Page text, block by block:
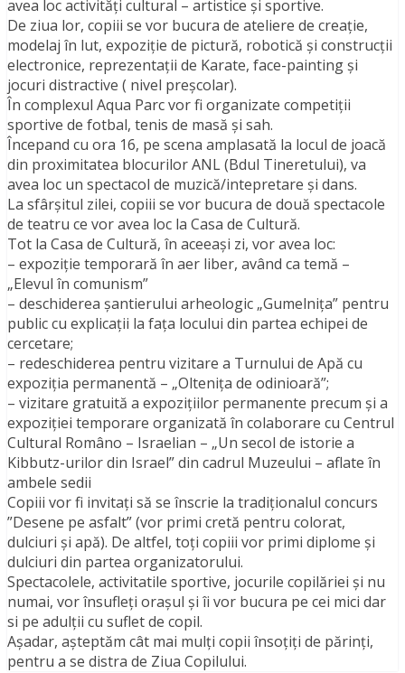
avea loc activități cultural – artistice și sportive.
De ziua lor, copiii se vor bucura de ateliere de creație,
modelaj în lut, expoziție de pictură, robotică și construcții
electronice, reprezentații de Karate, face-painting și
jocuri distractive ( nivel preșcolar).
În complexul Aqua Parc vor fi organizate competiții
sportive de fotbal, tenis de masă și sah.
Începand cu ora 16, pe scena amplasată la locul de joacă
din proximitatea blocurilor ANL (Bdul Tineretului), va
avea loc un spectacol de muzică/intepretare și dans.
La sfârșitul zilei, copiii se vor bucura de două spectacole
de teatru ce vor avea loc la Casa de Cultură.
Tot la Casa de Cultură, în aceeași zi, vor avea loc:
– expoziție temporară în aer liber, având ca temă –
„Elevul în comunism”
– deschiderea șantierului arheologic „Gumelnița” pentru
public cu explicații la fața locului din partea echipei de
cercetare;
– redeschiderea pentru vizitare a Turnului de Apă cu
expoziția permanentă – „Oltenița de odinioară”;
– vizitare gratuită a expozițiilor permanente precum și a
expoziției temporare organizată în colaborare cu Centrul
Cultural Româno – Israelian – „Un secol de istorie a
Kibbutz-urilor din Israel” din cadrul Muzeului – aflate în
ambele sedii
Copiii vor fi invitați să se înscrie la tradiționalul concurs
”Desene pe asfalt” (vor primi cretă pentru colorat,
dulciuri și apă). De altfel, toți copiii vor primi diplome și
dulciuri din partea organizatorului.
Spectacolele, activitatile sportive, jocurile copilăriei și nu
numai, vor însufleți orașul și îi vor bucura pe cei mici dar
si pe adulții cu suflet de copil.
Aşadar, aşteptăm cât mai mulţi copii însoţiţi de părinţi,
pentru a se distra de Ziua Copilului.